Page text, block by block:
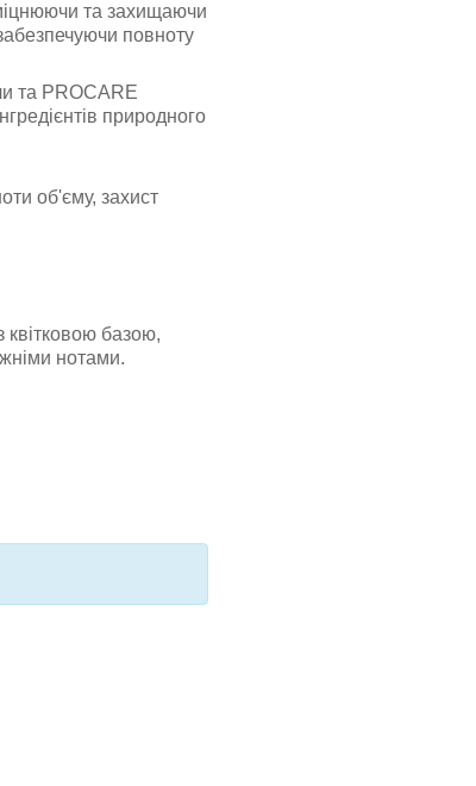
та захищаючи
повноту
та PROCARE
природного
об'єму, захист
квітковою базою,
нотами.